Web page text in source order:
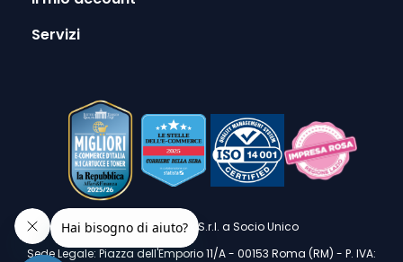
Servizi
© 2026 Alphaink S.r.l. a Socio Unico
Sede Legale: Piazza dell'Emporio 11/A - 00153 Roma (RM) - P. IVA: